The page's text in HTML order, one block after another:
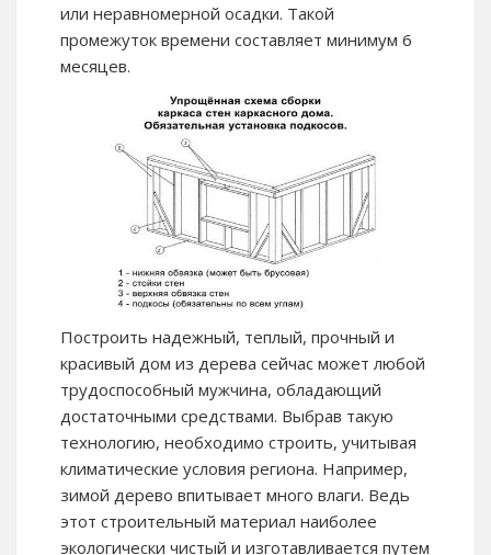
или неравномерной осадки. Такой
промежуток времени составляет минимум 6
месяцев.
Построить надежный, теплый, прочный и
красивый дом из дерева сейчас может любой
трудоспособный мужчина, обладающий
достаточными средствами. Выбрав такую
технологию, необходимо строить, учитывая
климатические условия региона. Например,
зимой дерево впитывает много влаги. Ведь
этот строительный материал наиболее
экологически чистый и изготавливается путем